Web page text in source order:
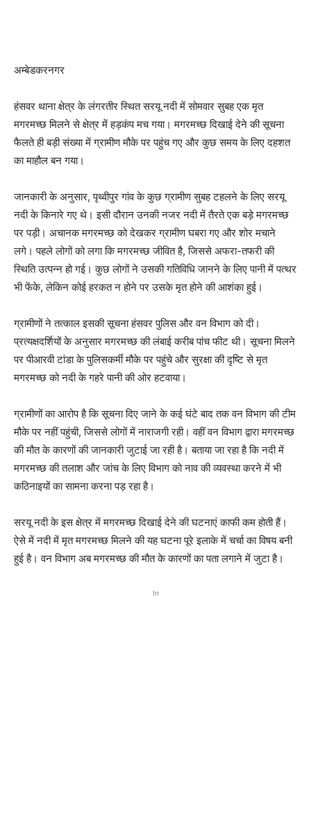
अम्बेडकरनगर
हंसवर थाना क्षेत्र के लंगरतीर स्थित सरयू नदी में सोमवार सुबह एक मृत
मगरमच्छ मिलने से क्षेत्र में हड़कंप मच गया। मगरमच्छ दिखाई देने की सूचना
फैलते ही बड़ी संख्या में ग्रामीण मौके पर पहुंच गए और कुछ समय के लिए दहशत
का माहौल बन गया।
जानकारी के अनुसार, पृथ्वीपुर गांव के कुछ ग्रामीण सुबह टहलने के लिए सरयू
नदी के किनारे गए थे। इसी दौरान उनकी नजर नदी में तैरते एक बड़े मगरमच्छ
पर पड़ी। अचानक मगरमच्छ को देखकर ग्रामीण घबरा गए और शोर मचाने
लगे। पहले लोगों को लगा कि मगरमच्छ जीवित है, जिससे अफरा-तफरी की
स्थिति उत्पन्न हो गई। कुछ लोगों ने उसकी गतिविधि जानने के लिए पानी में पत्थर
भी फेंके, लेकिन कोई हरकत न होने पर उसके मृत होने की आशंका हुई।
ग्रामीणों ने तत्काल इसकी सूचना हंसवर पुलिस और वन विभाग को दी।
प्रत्यक्षदर्शियों के अनुसार मगरमच्छ की लंबाई करीब पांच फीट थी। सूचना मिलने
पर पीआरवी टांडा के पुलिसकर्मी मौके पर पहुंचे और सुरक्षा की दृष्टि से मृत
मगरमच्छ को नदी के गहरे पानी की ओर हटवाया।
ग्रामीणों का आरोप है कि सूचना दिए जाने के कई घंटे बाद तक वन विभाग की टीम
मौके पर नहीं पहुंची, जिससे लोगों में नाराजगी रही। वहीं वन विभाग द्वारा मगरमच्छ
की मौत के कारणों की जानकारी जुटाई जा रही है। बताया जा रहा है कि नदी में
मगरमच्छ की तलाश और जांच के लिए विभाग को नाव की व्यवस्था करने में भी
कठिनाइयों का सामना करना पड़ रहा है।
सरयू नदी के इस क्षेत्र में मगरमच्छ दिखाई देने की घटनाएं काफी कम होती हैं।
ऐसे में नदी में मृत मगरमच्छ मिलने की यह घटना पूरे इलाके में चर्चा का विषय बनी
हुई है। वन विभाग अब मगरमच्छ की मौत के कारणों का पता लगाने में जुटा है।
In